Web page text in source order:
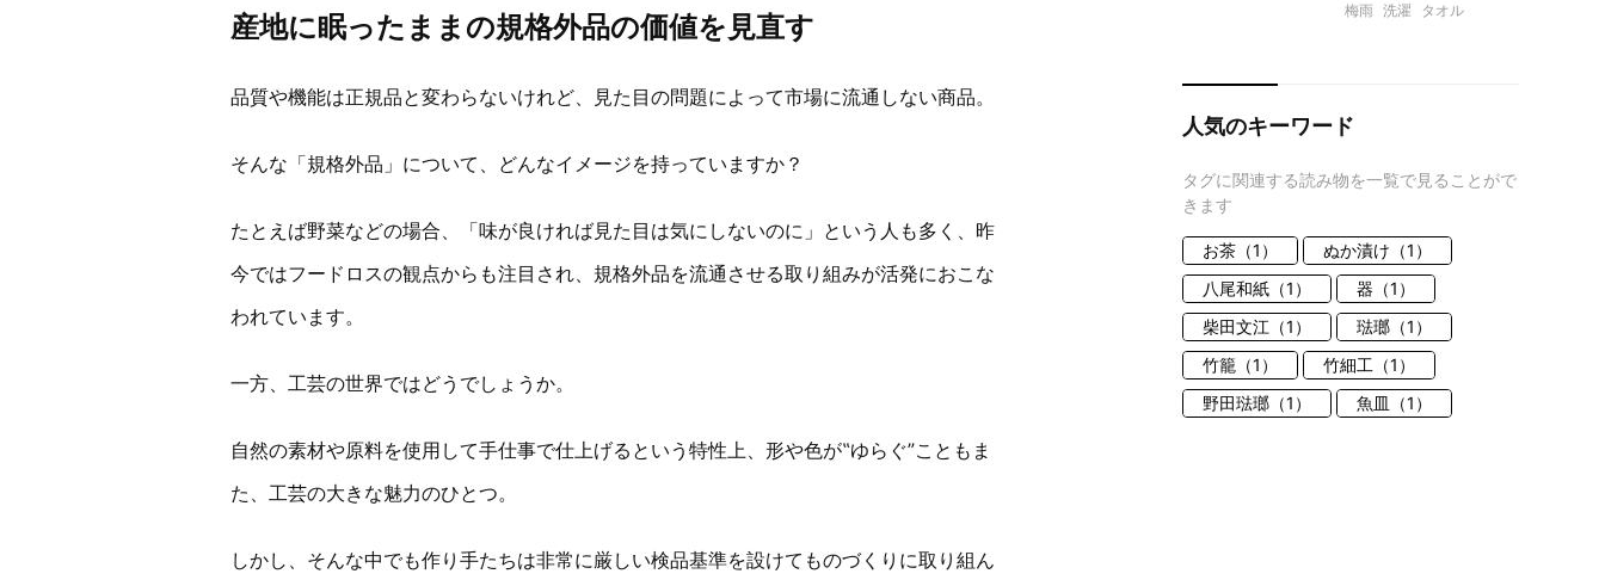
産地に眠ったままの規格外品の価値を見直す
品質や機能は正規品と変わらないけれど、見た目の問題によって市場に流通しない商品。
そんな「規格外品」について、どんなイメージを持っていますか？
たとえば野菜などの場合、「味が良ければ見た目は気にしないのに」という人も多く、昨
今ではフードロスの観点からも注目され、規格外品を流通させる取り組みが活発におこな
われています。
一方、工芸の世界ではどうでしょうか。
自然の素材や原料を使用して手仕事で仕上げるという特性上、形や色が‟ゆらぐ”こともま
た、工芸の大きな魅力のひとつ。
しかし、そんな中でも作り手たちは非常に厳しい検品基準を設けてものづくりに取り組ん
梅雨 洗濯 タオル
人気のキーワード
タグに関連する読み物を一覧で見ることがで
きます
お茶（1）
ぬか漬け（1）
八尾和紙（1）
器（1）
柴田文江（1）
琺瑯（1）
竹籠（1）
竹細工（1）
野田琺瑯（1）
魚皿（1）